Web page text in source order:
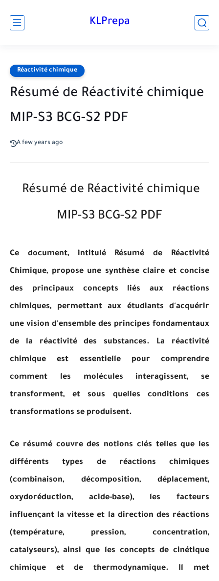
KLPrepa
Réactivité chimique
Résumé de Réactivité chimique
MIP-S3 BCG-S2 PDF
A few years ago
Résumé de Réactivité chimique
MIP-S3 BCG-S2 PDF
Ce document, intitulé Résumé de Réactivité
Chimique, propose une synthèse claire et concise
des principaux concepts liés aux réactions
chimiques, permettant aux étudiants d'acquérir
une vision d'ensemble des principes fondamentaux
de la réactivité des substances. La réactivité
chimique est essentielle pour comprendre
comment les molécules interagissent, se
transforment, et sous quelles conditions ces
transformations se produisent.
Ce résumé couvre des notions clés telles que les
différents types de réactions chimiques
(combinaison, décomposition, déplacement,
oxydoréduction, acide-base), les facteurs
influençant la vitesse et la direction des réactions
(température, pression, concentration,
catalyseurs), ainsi que les concepts de cinétique
chimique et de thermodynamique. Il met